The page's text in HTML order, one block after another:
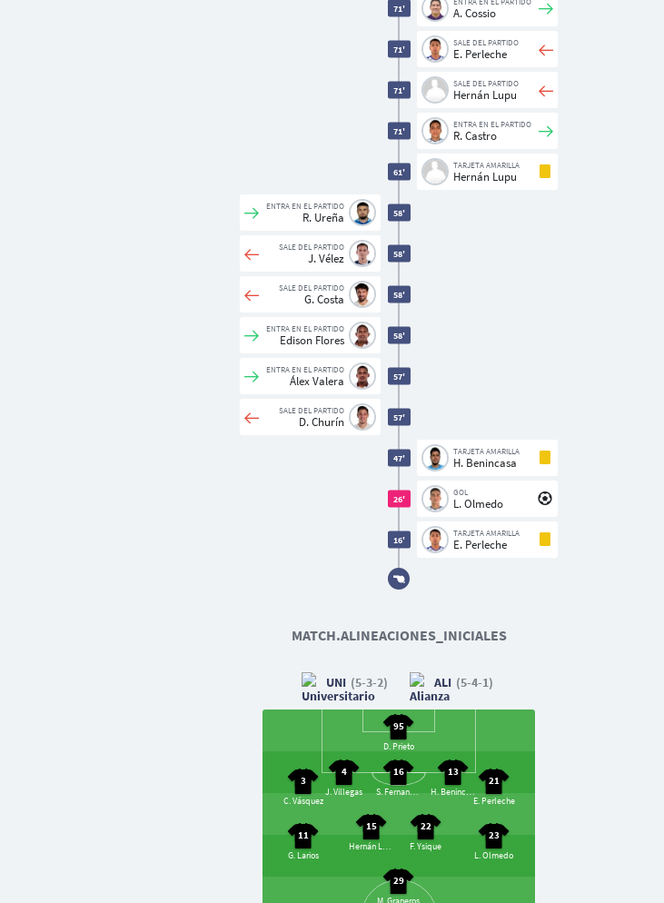
16'
TARJETA AMARILLA
E. Perleche
26'
GOL
L. Olmedo
47'
TARJETA AMARILLA
H. Benincasa
57'
SALE DEL PARTIDO
D. Churín
57'
ENTRA EN EL PARTIDO
Álex Valera
58'
ENTRA EN EL PARTIDO
Edison Flores
58'
SALE DEL PARTIDO
G. Costa
58'
SALE DEL PARTIDO
J. Vélez
58'
ENTRA EN EL PARTIDO
R. Ureña
61'
TARJETA AMARILLA
Hernán Lupu
71'
ENTRA EN EL PARTIDO
R. Castro
71'
SALE DEL PARTIDO
Hernán Lupu
71'
SALE DEL PARTIDO
E. Perleche
71' A. Cossio
MATCH.ALINEACIONES_INICIALES
UNI (5-3-2) ALI (5-4-1)
95
D. Prieto
16
S. Fernandez
4
J. Villegas
13
H. Benincasa
3
C. Vásquez
21
E. Perleche
22
F. Ysique
15
Hernán Lupu
23
L. Olmedo
11
G. Larios
29